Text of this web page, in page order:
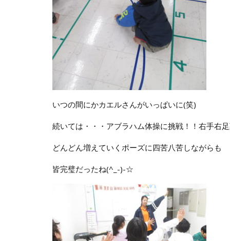
いつの間にかカエルさんがいっぱいに(笑)
続いては・・・アブラハム体操に挑戦！！右手右
どんどん増えていくポーズに四苦八苦しながらも
皆完璧だったね(^_-)-☆